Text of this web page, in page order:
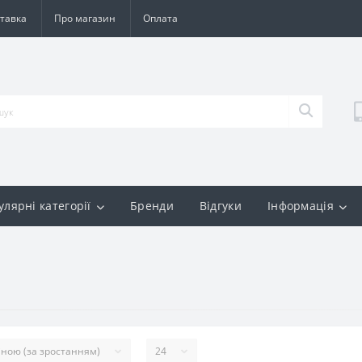
Про магазин Оплата
категорії Бренди Відгуки Інформація